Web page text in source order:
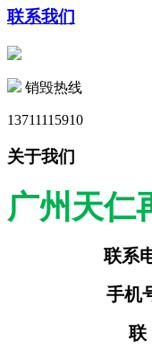
联系我们
销毁热线
13711115910
关于我们
广州天仁
联系
手机
联